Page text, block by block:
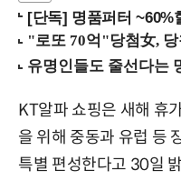
[단독] 명품퍼터 ~60%할
KT알파 쇼핑은 새해 휴
을 위해 중동과 유럽 등
특별 편성한다고 30일